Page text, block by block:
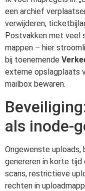
een archief
verwijderen,
Postvakken met veel
mappen – hier
bij toenemende
externe opslagplaats
mailbox bewaren.
als inode-
Ongewenste
genereren in korte tijd
scans, restrictieve
rechten in